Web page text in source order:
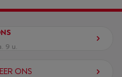
9 u.
ONS